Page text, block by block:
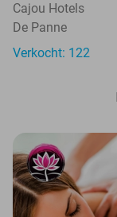
Cajou Hotels
De Panne
Verkocht: 122